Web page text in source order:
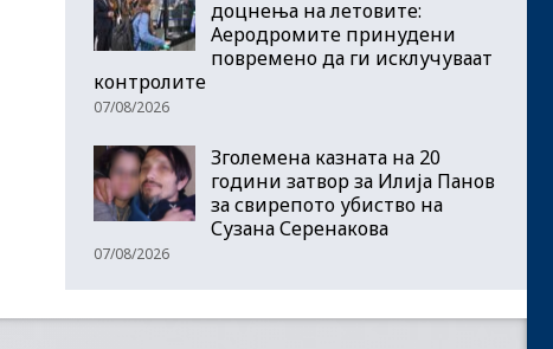
доцнења на летовите:
Аеродромите принудени
повремено да ги исклучуваат
контролите
07/08/2026
Зголемена казната на 20
години затвор за Илија Панов
за свирепото убиство на
Сузана Серенакова
07/08/2026